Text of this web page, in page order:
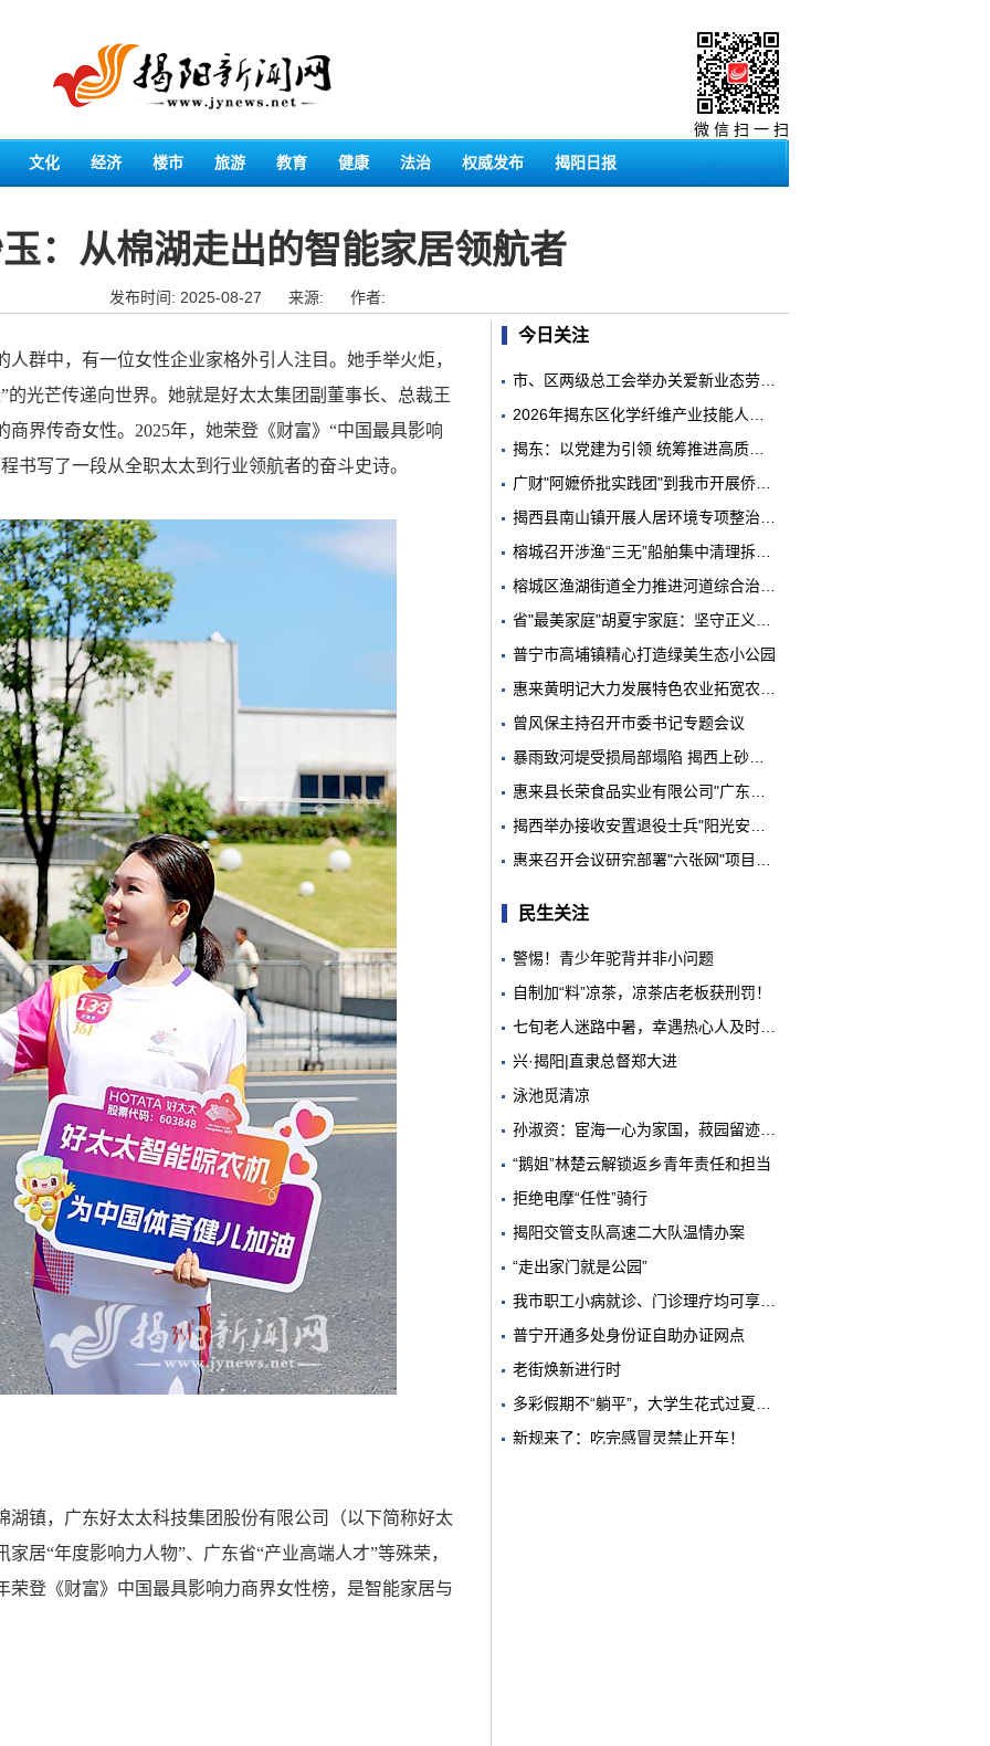
微 信 扫 一 扫
文化
经济 楼市 旅游 教育 健康 法治 权威发布 揭阳日报
：从棉湖走出的智能家居领航者
发布时间: 2025-08-27 来源: 作者:
中，有一位女性企业家格外引人注目。她手举火炬，
的光芒传递向世界。她就是好太太集团副董事长、总裁王
界传奇女性。2025年，她荣登《财富》“中国最具影响
书写了一段从全职太太到行业领航者的奋斗史诗。
，广东好太太科技集团股份有限公司（以下简称好太
居“年度影响力人物”、广东省“产业高端人才”等殊荣，
荣登《财富》中国最具影响力商界女性榜，是智能家居与